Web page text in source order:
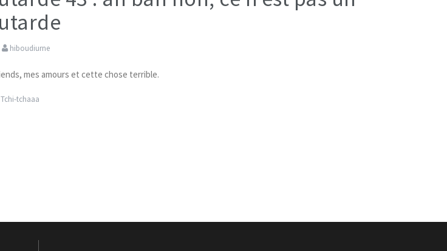
hiboudiurne
mes amours et cette chose terrible.
Tchi-tchaaa